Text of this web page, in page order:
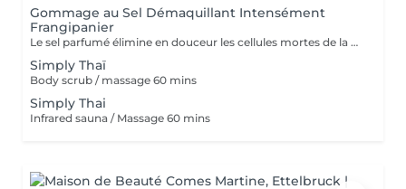
Gommage au Sel Démaquillant Intensément
Frangipanier
Le sel parfumé élimine en douceur les cellules mortes de la peau, favorisant la régénération de nouvelles cellules. Ce soin luxueux révèle une toile lisse et réactive, prête à absorber l'huile corporelle profondément nourrissante.
Simply Thaï
Body scrub / massage 60 mins
Simply Thai
Infrared sauna / Massage 60 mins